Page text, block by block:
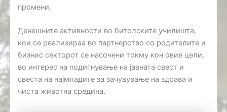
промени.
Денешните активности во битолските училишта,
кои се реализираа во партнерство со родителите и
бизнис секторот се насочени токму кон овие цели,
во интерес на подигнување на јавната свест и
свеста на најмладите за зачувување на здрава и
чиста животна средина.